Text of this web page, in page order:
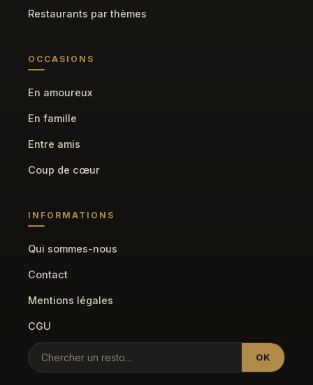
Restaurants par thèmes
OCCASIONS
En amoureux
En famille
Entre amis
Coup de cœur
INFORMATIONS
Qui sommes-nous
Contact
Mentions légales
CGU
OK